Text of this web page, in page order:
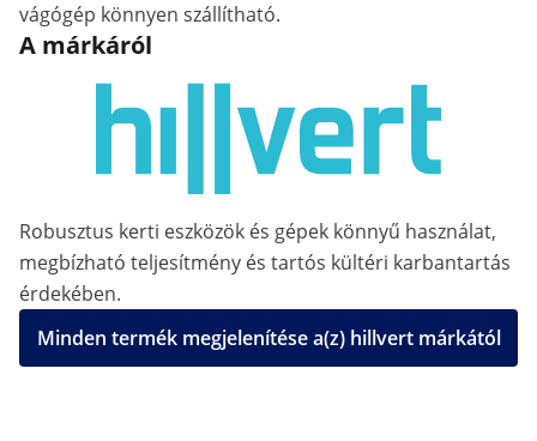
vágógép könnyen szállítható.
A márkáról
Robusztus kerti eszközök és gépek könnyű használat,
megbízható teljesítmény és tartós kültéri karbantartás
érdekében.
Minden termék megjelenítése a(z) hillvert márkától